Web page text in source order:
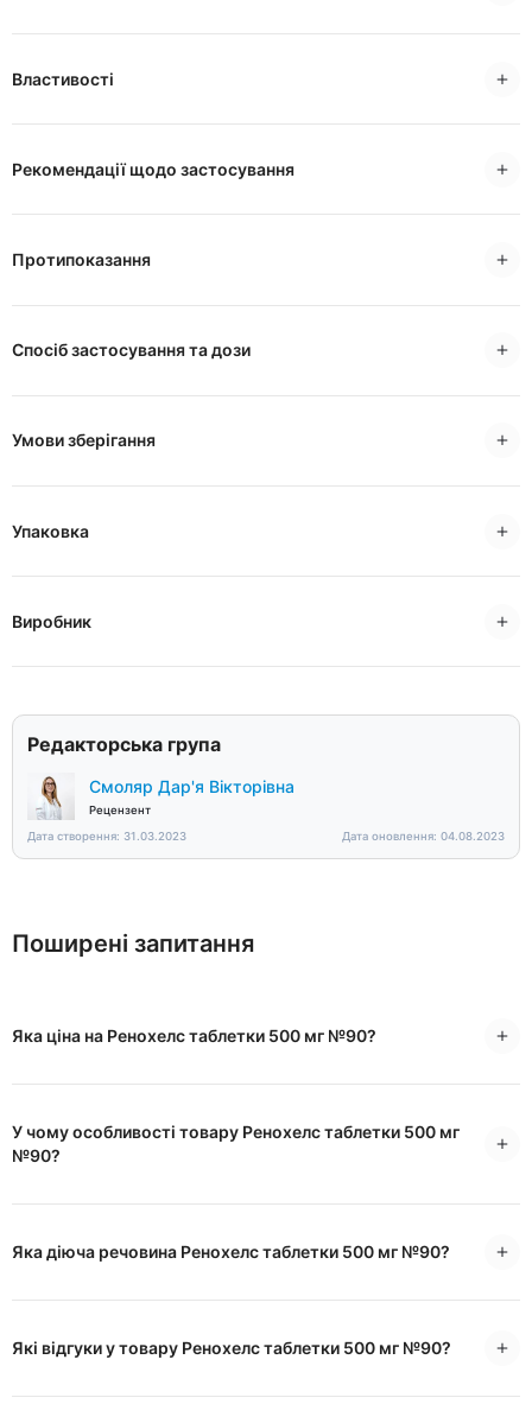
Властивості
Рекомендації щодо застосування
Протипоказання
Спосіб застосування та дози
Умови зберігання
Упаковка
Виробник
Редакторська група
Смоляр Дар'я Вікторівна
Рецензент
Дата створення: 31.03.2023
Дата оновлення: 04.08.2023
Поширені запитання
Яка ціна на Ренохелс таблетки 500 мг №90?
У чому особливості товару Ренохелс таблетки 500 мг
№90?
Яка діюча речовина Ренохелс таблетки 500 мг №90?
Які відгуки у товару Ренохелс таблетки 500 мг №90?